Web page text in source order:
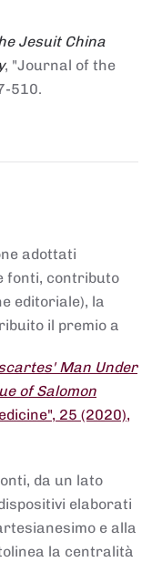
Jesuit China
, "Journal of the
510.
adottati
fonti, contributo
editoriale), la
il premio a
Man Under
of Salomon
25 (2020),
da un lato
elaborati
e alla
la centralità